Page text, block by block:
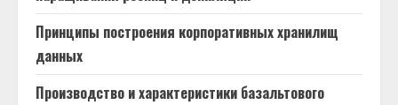
Принципы построения корпоративных хранилищ
данных
Производство и характеристики базальтового